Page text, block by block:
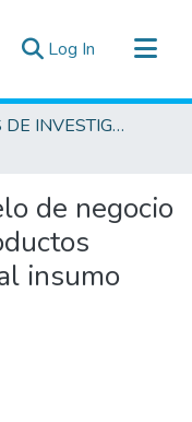
Log In (current)
TRABAJOS DE INVESTIGACIÓN
de negocio
insumo